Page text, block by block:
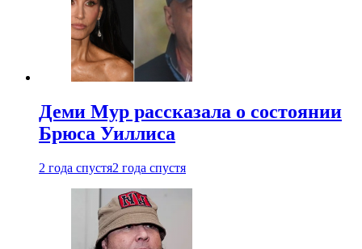
Деми Мур рассказала о состоянии
Брюса Уиллиса
2 года спустя2 года спустя